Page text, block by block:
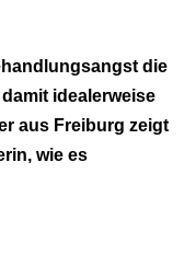
die
idealerweise
aus Freiburg zeigt
wie es